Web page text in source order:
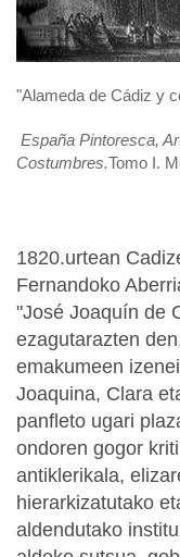
"Alameda de Cádiz y
España Pintoresca,
Costumbres.Tomo I.
1820.urtean
Fernandoko
"José Joaquín de
ezagutarazten
emakumeen
Joaquina, Clara
panfleto ugari
ondoren gogor
antiklerikala,
hierarkizatutako
aldendutako